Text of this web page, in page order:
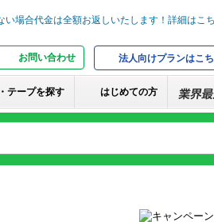
お問い合わせ 法人向けプランはこ
テープを探す はじめての方